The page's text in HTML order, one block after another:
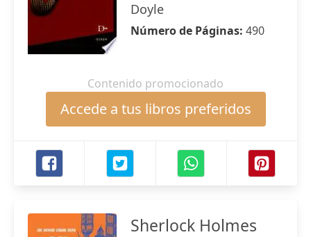
Doyle
Número de Páginas: 490
Contenido promocionado
Accede a tus libros preferidos
Sherlock Holmes